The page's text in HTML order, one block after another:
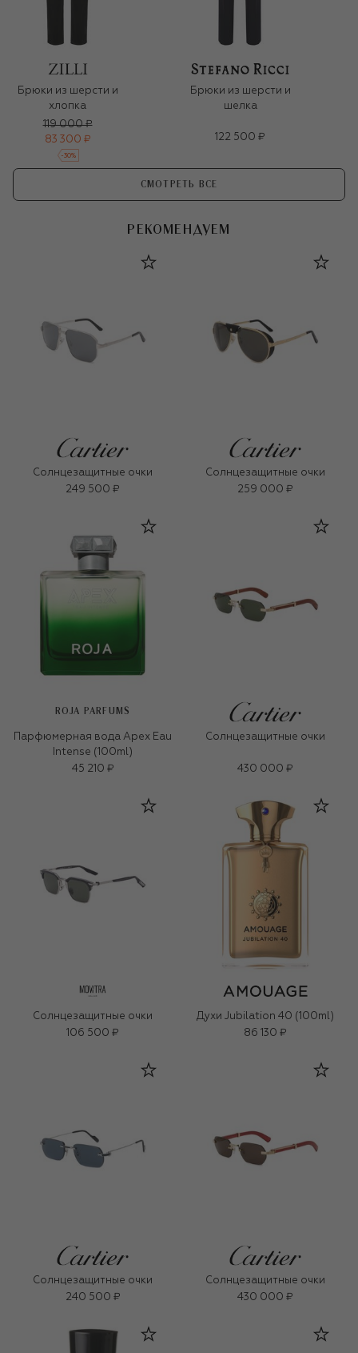
Брюки из шерсти и
хлопка
119 000 ₽
83 300 ₽
-30%
Брюки из шерсти и
шелка
122 500 ₽
СМОТРЕТЬ ВСЕ
РЕКОМЕНДУЕМ
Солнцезащитные очки
249 500 ₽
Солнцезащитные очки
259 000 ₽
ROJA PARFUMS
Парфюмерная вода Apex Eau
Intense (100ml)
45 210 ₽
Солнцезащитные очки
430 000 ₽
Солнцезащитные очки
106 500 ₽
Духи Jubilation 40 (100ml)
86 130 ₽
Солнцезащитные очки
240 500 ₽
Солнцезащитные очки
430 000 ₽